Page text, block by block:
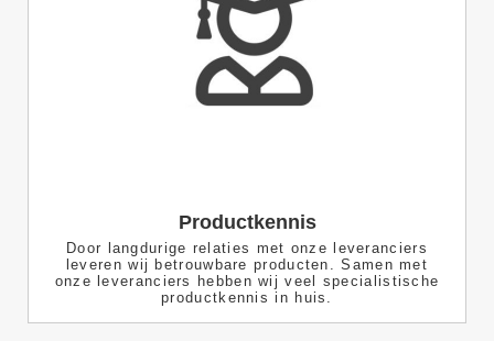
Productkennis
Door langdurige relaties met onze leveranciers
leveren wij betrouwbare producten. Samen met
onze leveranciers hebben wij veel specialistische
productkennis in huis.